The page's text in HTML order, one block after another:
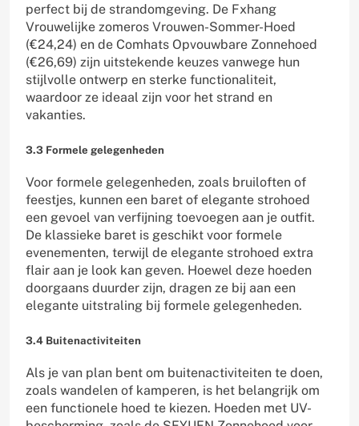
perfect bij de strandomgeving. De Fxhang
Vrouwelijke zomeros Vrouwen-Sommer-Hoed
(€24,24) en de Comhats Opvouwbare Zonnehoed
(€26,69) zijn uitstekende keuzes vanwege hun
stijlvolle ontwerp en sterke functionaliteit,
waardoor ze ideaal zijn voor het strand en
vakanties.
3.3 Formele gelegenheden
Voor formele gelegenheden, zoals bruiloften of
feestjes, kunnen een baret of elegante strohoed
een gevoel van verfijning toevoegen aan je outfit.
De klassieke baret is geschikt voor formele
evenementen, terwijl de elegante strohoed extra
flair aan je look kan geven. Hoewel deze hoeden
doorgaans duurder zijn, dragen ze bij aan een
elegante uitstraling bij formele gelegenheden.
3.4 Buitenactiviteiten
Als je van plan bent om buitenactiviteiten te doen,
zoals wandelen of kamperen, is het belangrijk om
een functionele hoed te kiezen. Hoeden met UV-